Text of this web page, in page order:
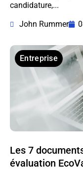
candidature,...
John Rummer
Entreprise
Les 7
évaluation